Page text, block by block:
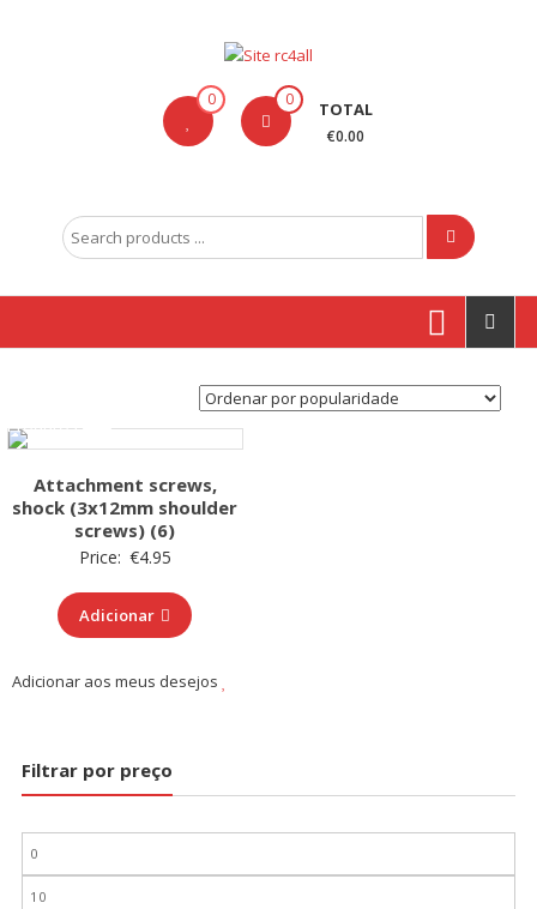
Produtos
Carson
outras
0 0 TOTAL
€0.00
Search
for:
Attachment screws,
shock (3x12mm shoulder
screws) (6)
Price: €4.95
Adicionar
Adicionar aos meus desejos
Filtrar por preço
Preço
mínimo
Preço